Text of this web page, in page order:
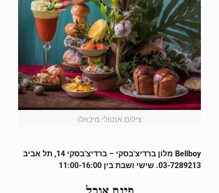
צילום אנטולי מיכאלו
Bellboy
מלון ברדיצ'בסקי – ברדיצ'בסקי 14, תל אביב
03-7289213. שישי ושבת בין 11:00-16:00